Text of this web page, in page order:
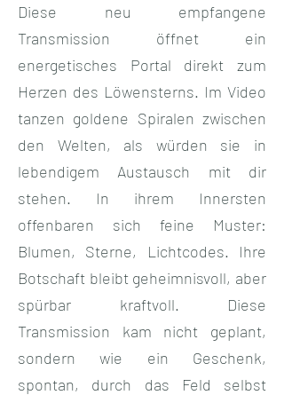
Diese neu empfangene
Transmission öffnet ein
energetisches Portal direkt zum
Herzen des Löwensterns. Im Video
tanzen goldene Spiralen zwischen
den Welten, als würden sie in
lebendigem Austausch mit dir
stehen. In ihrem Innersten
offenbaren sich feine Muster:
Blumen, Sterne, Lichtcodes. Ihre
Botschaft bleibt geheimnisvoll, aber
spürbar kraftvoll. Diese
Transmission kam nicht geplant,
sondern wie ein Geschenk,
spontan, durch das Feld selbst